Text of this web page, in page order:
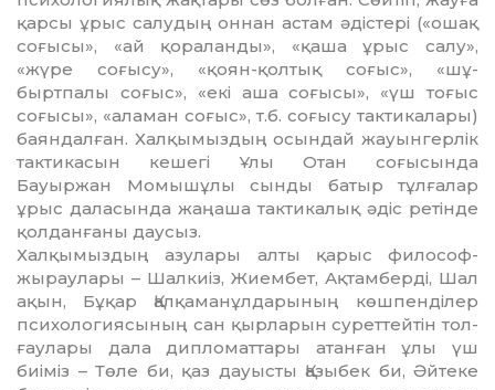
қарсы ұрыс салудың оннан астам әдістері («ошақ
соғысы», «ай қораланды», «қаша ұрыс салу»,
«жүре соғысу», «қоян-қолтық соғыс», «шұ­
быртпалы соғыс», «екі аша соғысы», «үш тоғыс
соғысы», «аламан соғыс», т.б. со­­ғысу тактикалары)
баяндалған. Хал­қымыздың осындай жауынгерлік
тактикасын кешегі Ұлы Отан соғысында
Бауыржан Момышұлы сынды батыр тұлғалар
ұрыс даласында жаңаша тактикалық әдіс ретінде
қолданғаны даусыз.
Халқымыздың азулары алты қарыс фи­лософ-
жыраулары – Шалкиіз, Жиембет, Ақтамберді, Шал
ақын, Бұқар Қал­қа­манұлдарының көшпенділер
психоло­гия­сының сан қырларын суреттейтін тол­­
ғау­лары дала дипломаттары атанған ұлы үш
биіміз – Төле би, қаз дауысты Қа­зыбек би, Әйтеке